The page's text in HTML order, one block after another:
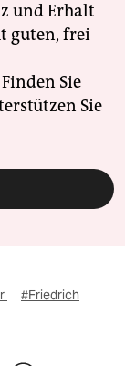
und Erhalt
guten, frei
Sie
Sie
#Friedrich